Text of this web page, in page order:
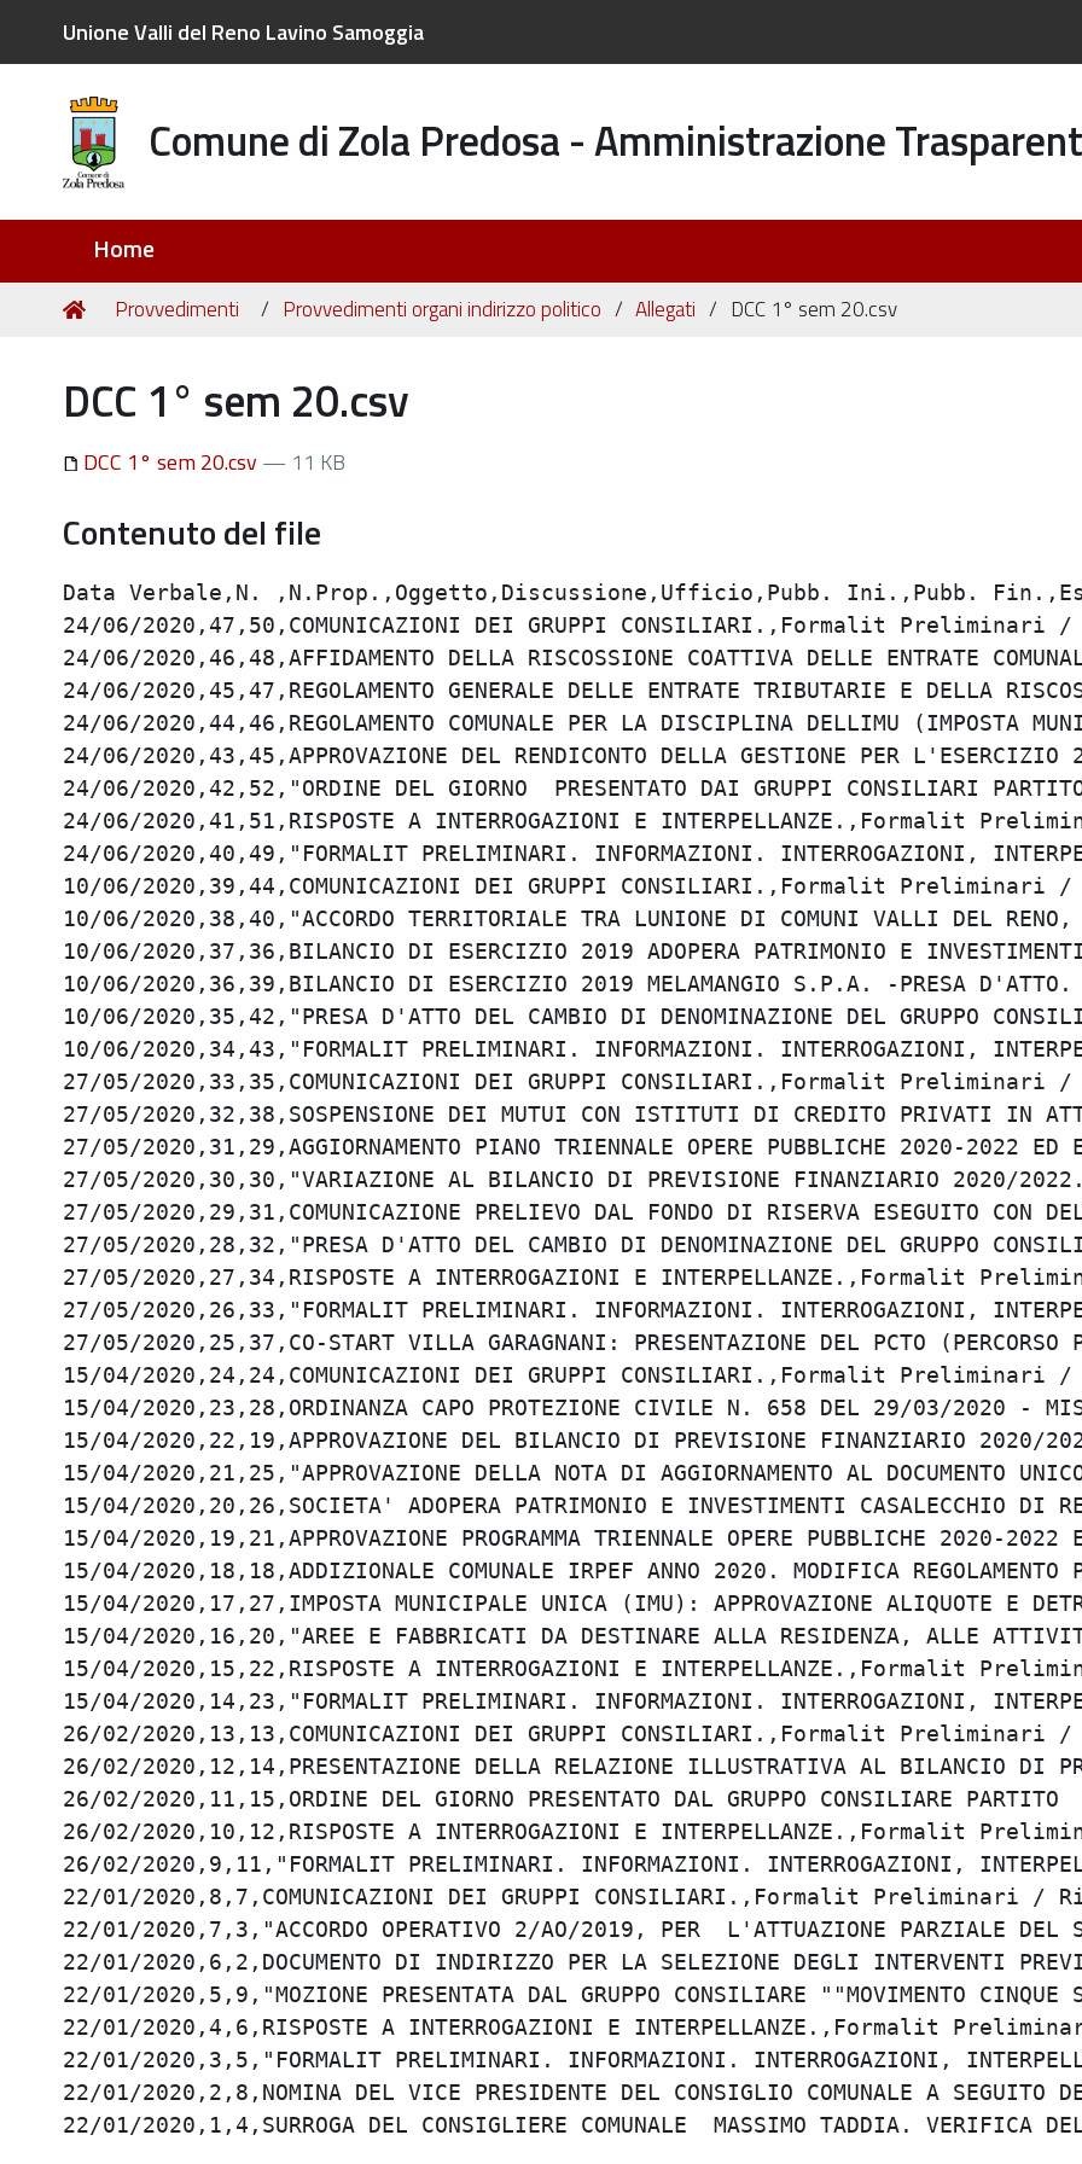
Unione Valli del Reno Lavino Samoggia
Comune di Zola Predosa - Amministrazione
Home
Tu
Home
Provvedimenti Provvedimenti organi indirizzo politico Allegati DCC 1° sem 20.csv
DCC 1° sem 20.csv
DCC 1° sem 20.csv — 11 KB
Contenuto del file
Data Verbale,N. ,N.Prop.,Oggetto,Discussione,Ufficio,Pubb. Ini.,Pubb. Fin.,Esec.,Iter,IE,All.,W,T,Atto,Stampato
24/06/2020,47,50,COMUNICAZIONI DEI GRUPPI CONSILIARI.,Formalit Preliminari / Risposta a interrogazioni interpella,Segreteria Generale,01/07/2020,16/07/2020,11/07/2020,Finito,,,,,,
24/06/2020,46,48,AFFIDAMENTO DELLA RISCOSSIONE COATTIVA DELLE ENTRATE COMUNALI ALLAGENZIA DELLE ENTRATE-RISCOSSIONE E A RISCOSSIONE SICILIA SPA.,Nuova Proposta tecnico contabile (04102016),Tributi,01/07/2020,16/07/2020,11/07/2020,Finito,,,,,,
24/06/2020,45,47,REGOLAMENTO GENERALE DELLE ENTRATE TRIBUTARIE E DELLA RISCOSSIONE COATTIVA DELLE ENTRATE COMUNALI. APPROVAZIONE,Nuova Proposta tecnico contabile (04102016),Tributi,01/07/2020,16/07/2020,11/07/2020,Finito,,,,,,
24/06/2020,44,46,REGOLAMENTO COMUNALE PER LA DISCIPLINA DELLIMU (IMPOSTA MUNICIPALE UNICA). APPROVAZIONE,Nuova Proposta tecnico contabile (04102016),Tributi,01/07/2020,16/07/2020,11/07/2020,Finito,,,,,,
24/06/2020,43,45,APPROVAZIONE DEL RENDICONTO DELLA GESTIONE PER L'ESERCIZIO 2019 AI SENSI DELL'ART. 227 DEL D.LGS. N. 267/00.,Nuova Proposta tecnico contabile (04102016),Ragioneria,01/07/2020,16/07/2020,11/07/2020,Finito,,,,,,
24/06/2020,42,52,"ORDINE DEL GIORNO  PRESENTATO DAI GRUPPI CONSILIARI PARTITO DEMOCRATICO, MOVIMENTO 5 STELLE E ZOLA BENE COMUNE PER IL CONFERIMENTO DELLA CITTADINANZA ONORARIA AL RICERCATORE EGIZIANO PATRICK GEORGE ZAKI.",Formalit Preliminari / Risposta a interrogazioni interpella,Segreteria Generale,02/07/2020,17/07/2020,12/07/2020,Finito,,,,,,
24/06/2020,41,51,RISPOSTE A INTERROGAZIONI E INTERPELLANZE.,Formalit Preliminari / Risposta a interrogazioni interpella,Segreteria Generale,01/07/2020,16/07/2020,11/07/2020,Finito,,,,,,
24/06/2020,40,49,"FORMALIT PRELIMINARI. INFORMAZIONI. INTERROGAZIONI, INTERPELLANZE, MOZIONI E ORDINI DEL GIORNO.",Formalit Preliminari / Risposta a interrogazioni interpella,Segreteria Generale,01/07/2020,16/07/2020,11/07/2020,Finito,,,,,,
10/06/2020,39,44,COMUNICAZIONI DEI GRUPPI CONSILIARI.,Formalit Preliminari / Risposta a interrogazioni interpella,Segreteria Generale,23/06/2020,08/07/2020,03/07/2020,Finito,,,,,,
10/06/2020,38,40,"ACCORDO TERRITORIALE TRA LUNIONE DI COMUNI VALLI DEL RENO, LAVINO E SAMOGGIA ED I COMUNI DI CASALECCHIO DI RENO, MONTE SAN PIETRO, SASSO MARCONI, VALSAMOGGIA E ZOLA PREDOSA, PER LA REDAZIONE DEL PIANO URBANISTICO GENERALE INTERCOMUNALE (PUG) AI SENSI DELLA LEGGE REGIONALE N. 24 DEL 21/12/2017, COMPRENSIVO DELLALLEGATO STUDIO DI FATTIBILIT : APPROVAZIONE.",Nuova Proposta tecnico contabile (04102016),Assetto del Territorio,23/06/2020,08/07/2020,03/07/2020,Finito,,,,,,
10/06/2020,37,36,BILANCIO DI ESERCIZIO 2019 ADOPERA PATRIMONIO E INVESTIMENTI CASALECCHIO DI RENO SRL. INDIRIZZI IN MERITO AL VOTO DA ESPRIMERE NELL'ASSEMBLEA DEI SOCI.,Nuova Proposta tecnico contabile (04102016),Ragioneria,23/06/2020,08/07/2020,03/07/2020,Finito,,,,,,
10/06/2020,36,39,BILANCIO DI ESERCIZIO 2019 MELAMANGIO S.P.A. -PRESA D'ATTO. ,Nuova Proposta tecnico contabile (04102016),Area2 - Servizi alla Persona,23/06/2020,08/07/2020,03/07/2020,Finito,,,,,,
10/06/2020,35,42,"PRESA D'ATTO DEL CAMBIO DI DENOMINAZIONE DEL GRUPPO CONSILIARE LEGA IN  ""LEGA - INSIEME PER ZOLA - LISTA CENTRODESTRA UNITO"". ",Formalit Preliminari / Risposta a interrogazioni interpella,Segreteria Generale,23/06/2020,08/07/2020,03/07/2020,Finito,,,,,,
10/06/2020,34,43,"FORMALIT PRELIMINARI. INFORMAZIONI. INTERROGAZIONI, INTERPELLANZE, MOZIONI E ORDINI DEL GIORNO.",Formalit Preliminari / Risposta a interrogazioni interpella,Segreteria Generale,23/06/2020,08/07/2020,03/07/2020,Finito,,,,,,
27/05/2020,33,35,COMUNICAZIONI DEI GRUPPI CONSILIARI.,Formalit Preliminari / Risposta a interrogazioni interpella,Segreteria Generale,11/06/2020,26/06/2020,21/06/2020,Finito,,,,,,
27/05/2020,32,38,SOSPENSIONE DEI MUTUI CON ISTITUTI DI CREDITO PRIVATI IN ATTUAZIONE DELL'ACCORDO ABI-ANCI-UPI DEL 6 APRILE 2020. MUTUI CONTRATTI CON BANCA MONTE PASCHI DI SIENA.,Nuova Proposta tecnico contabile (04102016),Ragioneria,11/06/2020,26/06/2020,21/06/2020,Finito,,,,,,
27/05/2020,31,29,AGGIORNAMENTO PIANO TRIENNALE OPERE PUBBLICHE 2020-2022 ED ELENCO ANNUALE 2020.,Nuova Proposta tecnico contabile (04102016),Opere Pubbliche,11/06/2020,26/06/2020,21/06/2020,Finito,,,,,,
27/05/2020,30,30,"VARIAZIONE AL BILANCIO DI PREVISIONE FINANZIARIO 2020/2022. RATIFICA DELLA DELIBERAZIONE DI GIUNTA COMUNALE N. 37 IN DATA 22/04/2020 ADOTTATA AI SENSI DELL'ART. 175, COMMA 4, DEL D.LGS. N. 267/2000.",Nuova Proposta tecnico contabile (04102016),Ragioneria,11/06/2020,26/06/2020,21/06/2020,Finito,,,,,,
27/05/2020,29,31,COMUNICAZIONE PRELIEVO DAL FONDO DI RISERVA ESEGUITO CON DELIBERA GC.43 DEL 6.05.2020.,Nuova Proposta tecnico contabile (04102016),Ragioneria,11/06/2020,26/06/2020,21/06/2020,Finito,,,,,,
27/05/2020,28,32,"PRESA D'ATTO DEL CAMBIO DI DENOMINAZIONE DEL GRUPPO CONSILIARE LEGA IN  ""LEGA - INSIEME PER ZOLA - LISTA CENTRODESTRA UNITO"". RITIRO. ",Formalit Preliminari / Risposta a interrogazioni interpella,Segreteria Generale,11/06/2020,26/06/2020,21/06/2020,Finito,,,,,,
27/05/2020,27,34,RISPOSTE A INTERROGAZIONI E INTERPELLANZE.,Formalit Preliminari / Risposta a interrogazioni interpella,Segreteria Generale,11/06/2020,26/06/2020,21/06/2020,Finito,,,,,,
27/05/2020,26,33,"FORMALIT PRELIMINARI. INFORMAZIONI. INTERROGAZIONI, INTERPELLANZE, MOZIONI E ORDINI DEL GIORNO.",Formalit Preliminari / Risposta a interrogazioni interpella,Segreteria Generale,11/06/2020,26/06/2020,21/06/2020,Finito,,,,,,
27/05/2020,25,37,CO-START VILLA GARAGNANI: PRESENTAZIONE DEL PCTO (PERCORSO PER LE COMPETENZE TRASVERSALI E L'ORIENTAMENTO) DI SIMULAZIONE DI PROGETTI D'IMPRESA DESTINATO AD ALLIEVI DEGLI ISTITUTI BELLUZZI-FIORAVANTI E SALVEMINI E DEI PROGETTI IMPRENDITORIALI DELLE START-UP OSPITATE NELL'INCUBATORE.,Formalit Preliminari / Risposta a interrogazioni interpella,Segreteria Generale,,,,Avviato,,,,,,
15/04/2020,24,24,COMUNICAZIONI DEI GRUPPI CONSILIARI.,Formalit Preliminari / Risposta a interrogazioni interpella,Segreteria Generale,30/04/2020,15/05/2020,10/05/2020,Finito,,,,,,
15/04/2020,23,28,ORDINANZA CAPO PROTEZIONE CIVILE N. 658 DEL 29/03/2020 - MISURE URGENTI DI SOLIDARIETA' ALIMENTARE - VARIAZIONE DI BILANCIO PREVISIONALE 2020-2022. ESERCIZIO 2020.,Nuova Proposta tecnico contabile (04102016),Ragioneria,30/04/2020,15/05/2020,10/05/2020,Finito,,,,,,
15/04/2020,22,19,APPROVAZIONE DEL BILANCIO DI PREVISIONE FINANZIARIO 2020/2022 (ART. 151 DEL D.LGS. N. 267/2000 E ART. 10 D.LGS. 118/2011).,Nuova Proposta tecnico contabile (04102016),Ragioneria,30/04/2020,15/05/2020,10/05/2020,Finito,,,,,,
15/04/2020,21,25,"APPROVAZIONE DELLA NOTA DI AGGIORNAMENTO AL DOCUMENTO UNICO DI PROGRAMMAZIONE (DUP) PERIODO 2020-2022 (ART. 170, C.1, DEL D.LGS. N.267/2000).",Nuova Proposta tecnico contabile